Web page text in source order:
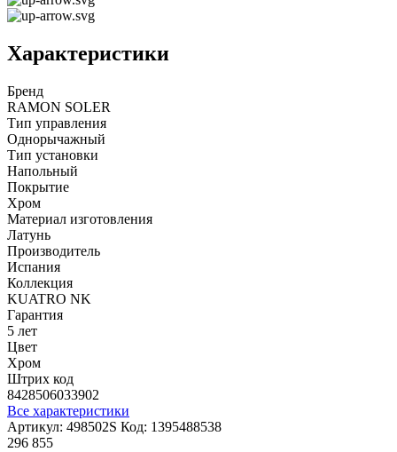
Характеристики
Бренд
RAMON SOLER
Тип управления
Однорычажный
Тип установки
Напольный
Покрытие
Хром
Материал изготовления
Латунь
Производитель
Испания
Коллекция
KUATRO NK
Гарантия
5 лет
Цвет
Хром
Штрих код
8428506033902
Все характеристики
Артикул: 498502S Код: 1395488538
296 855